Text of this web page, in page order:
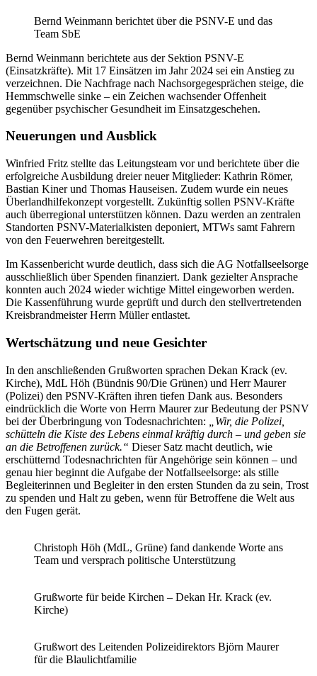
Bernd Weinmann berichtet über die PSNV-E und das
Team SbE
Bernd Weinmann berichtete aus der Sektion PSNV-E
(Einsatzkräfte). Mit 17 Einsätzen im Jahr 2024 sei ein Anstieg zu
verzeichnen. Die Nachfrage nach Nachsorgegesprächen steige, die
Hemmschwelle sinke – ein Zeichen wachsender Offenheit
gegenüber psychischer Gesundheit im Einsatzgeschehen.
Neuerungen und Ausblick
Winfried Fritz stellte das Leitungsteam vor und berichtete über die
erfolgreiche Ausbildung dreier neuer Mitglieder: Kathrin Römer,
Bastian Kiner und Thomas Hauseisen. Zudem wurde ein neues
Überlandhilfekonzept vorgestellt. Zukünftig sollen PSNV-Kräfte
auch überregional unterstützen können. Dazu werden an zentralen
Standorten PSNV-Materialkisten deponiert, MTWs samt Fahrern
von den Feuerwehren bereitgestellt.
Im Kassenbericht wurde deutlich, dass sich die AG Notfallseelsorge
ausschließlich über Spenden finanziert. Dank gezielter Ansprache
konnten auch 2024 wieder wichtige Mittel eingeworben werden.
Die Kassenführung wurde geprüft und durch den stellvertretenden
Kreisbrandmeister Herrn Müller entlastet.
Wertschätzung und neue Gesichter
In den anschließenden Grußworten sprachen Dekan Krack (ev.
Kirche), MdL Höh (Bündnis 90/Die Grünen) und Herr Maurer
(Polizei) den PSNV-Kräften ihren tiefen Dank aus. Besonders
eindrücklich die Worte von Herrn Maurer zur Bedeutung der PSNV
bei der Überbringung von Todesnachrichten:
„Wir, die Polizei,
schütteln die Kiste des Lebens einmal kräftig durch – und geben sie
an die Betroffenen zurück.“ Dieser Satz macht deutlich, wie
erschütternd Todesnachrichten für Angehörige sein können – und
genau hier beginnt die Aufgabe der Notfallseelsorge: als stille
Begleiterinnen und Begleiter in den ersten Stunden da zu sein, Trost
zu spenden und Halt zu geben, wenn für Betroffene die Welt aus
den Fugen gerät.
Christoph Höh (MdL, Grüne) fand dankende Worte ans
Team und versprach politische Unterstützung
Grußworte für beide Kirchen – Dekan Hr. Krack (ev.
Kirche)
Grußwort des Leitenden Polizeidirektors Björn Maurer
für die Blaulichtfamilie